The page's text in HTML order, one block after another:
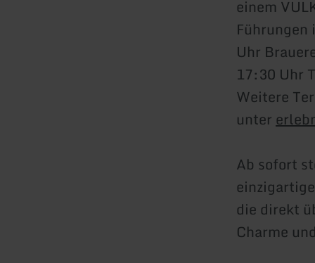
einem
Uhr
17:30 Uhr
Weitere
unter
Ab sofort
die direkt
Charme